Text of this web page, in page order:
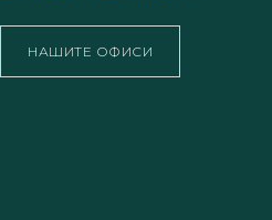
НАШИТЕ ОФИСИ